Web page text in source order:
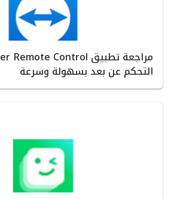
التحكم عن بعد بسهولة وسرعة